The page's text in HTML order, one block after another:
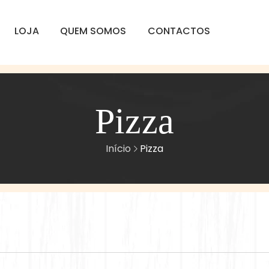
LOJA QUEM SOMOS CONTACTOS
Pizza
Início Pizza